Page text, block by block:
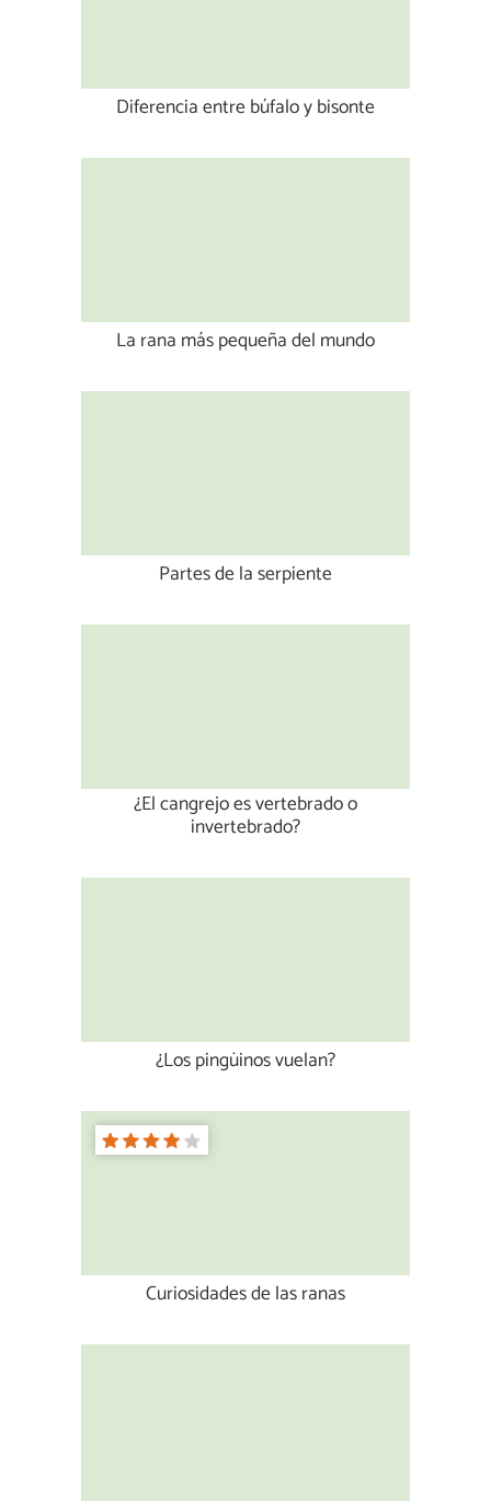
Diferencia entre búfalo y bisonte
La rana más pequeña del mundo
Partes de la serpiente
¿El cangrejo es vertebrado o
invertebrado?
¿Los pingüinos vuelan?
Curiosidades de las ranas